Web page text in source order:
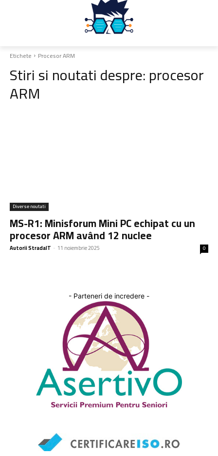
Etichete Procesor ARM
Stiri si noutati despre:procesor
ARM
Diverse noutati
MS-R1: Minisforum Mini PC echipat cu un
procesor ARM având 12 nuclee
Autorii StradaIT - 11 noiembrie 2025 0
- Parteneri de incredere -